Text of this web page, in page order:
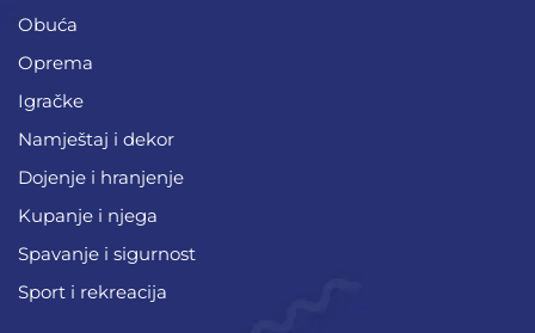
Obuća
Oprema
Igračke
Namještaj i dekor
Dojenje i hranjenje
Kupanje i njega
Spavanje i sigurnost
Sport i rekreacija